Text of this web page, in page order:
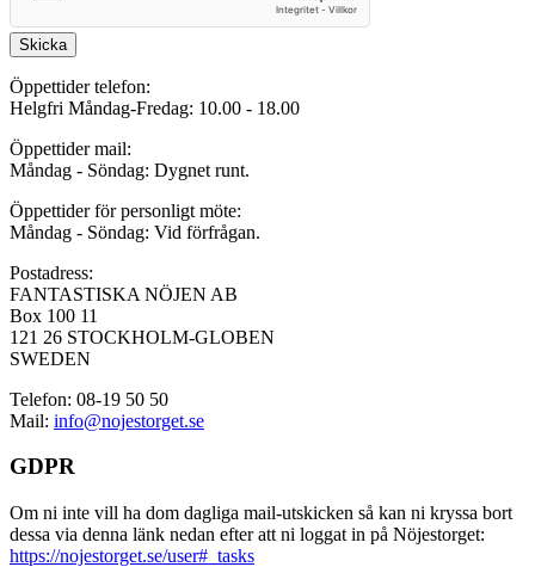
Skicka
Öppettider telefon:
Helgfri Måndag-Fredag: 10.00 - 18.00
Öppettider mail:
Måndag - Söndag: Dygnet runt.
Öppettider för personligt möte:
Måndag - Söndag: Vid förfrågan.
Postadress:
FANTASTISKA NÖJEN AB
Box 100 11
121 26 STOCKHOLM-GLOBEN
SWEDEN
Telefon: 08-19 50 50
Mail: info@nojestorget.se
GDPR
Om ni inte vill ha dom dagliga mail-utskicken så kan ni kryssa bort
dessa via denna länk nedan efter att ni loggat in på Nöjestorget:
https://nojestorget.se/user#_tasks